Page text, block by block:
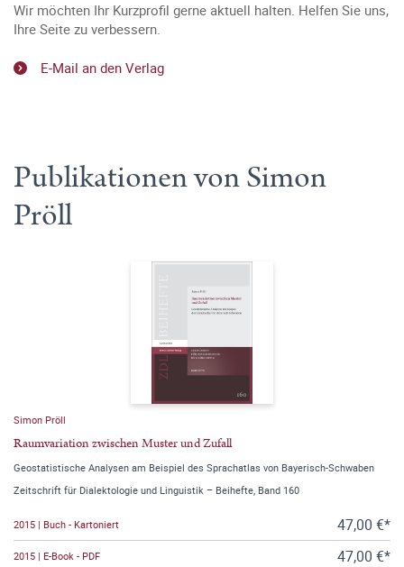
Wir möchten Ihr Kurzprofil gerne aktuell halten. Helfen Sie uns,
Ihre Seite zu verbessern.
E-Mail an den Verlag
Publikationen von Simon
Pröll
Simon Pröll
Raumvariation zwischen Muster und Zufall
Geostatistische Analysen am Beispiel des Sprachatlas von Bayerisch-Schwaben
Zeitschrift für Dialektologie und Linguistik – Beihefte, Band 160
2015 | Buch - Kartoniert 47,00 €*
2015 | E-Book - PDF 47,00 €*